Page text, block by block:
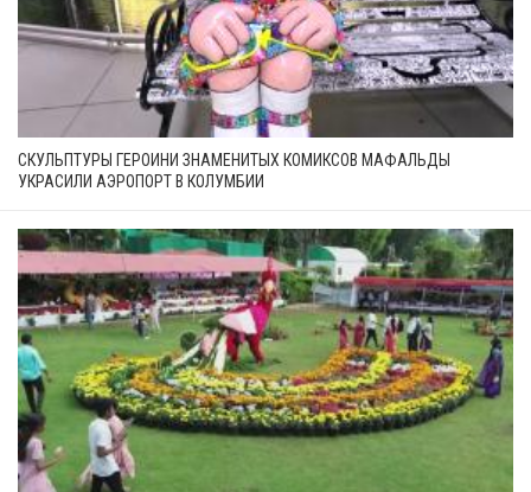
СКУЛЬПТУРЫ ГЕРОИНИ ЗНАМЕНИТЫХ КОМИКСОВ МАФАЛЬДЫ
УКРАСИЛИ АЭРОПОРТ В КОЛУМБИИ